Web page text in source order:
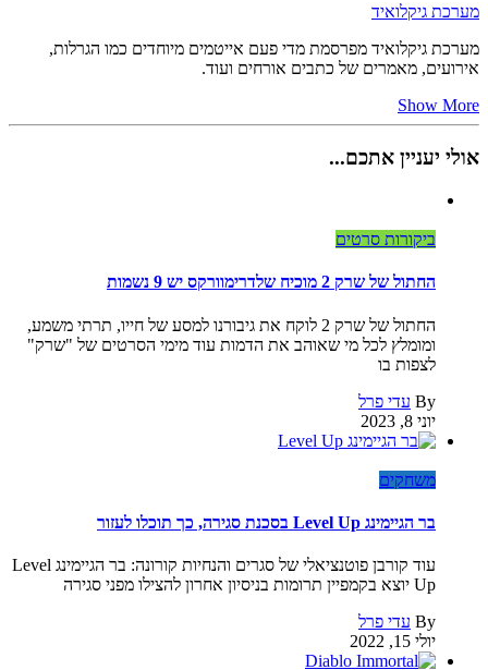
מערכת גיקלואיד
מערכת גיקלואיד מפרסמת מדי פעם אייטמים מיוחדים כמו הגרלות,
אירועים, מאמרים של כתבים אורחים ועוד.
Show More
אולי יעניין אתכם...
ביקורות סרטים
החתול של שרק 2 מוכיח שלדרימוורקס יש 9 נשמות
החתול של שרק 2 לוקח את גיבורנו למסע של חייו, תרתי משמע,
ומומלץ לכל מי שאוהב את הדמות עוד מימי הסרטים של "שרק"
לצפות בו
By עדי פרל
יוני 8, 2023
משחקים
בר הגיימינג Level Up בסכנת סגירה, כך תוכלו לעזור
עוד קורבן פוטנציאלי של סגרים והנחיות קורונה: בר הגיימינג Level
Up יוצא בקמפיין תרומות בניסיון אחרון להצילו מפני סגירה
By עדי פרל
יולי 15, 2022